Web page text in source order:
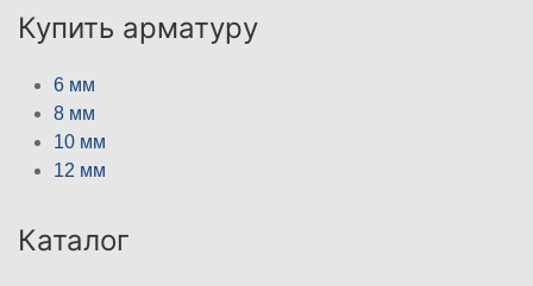
Купить арматуру
6 мм
8 мм
10 мм
12 мм
Каталог